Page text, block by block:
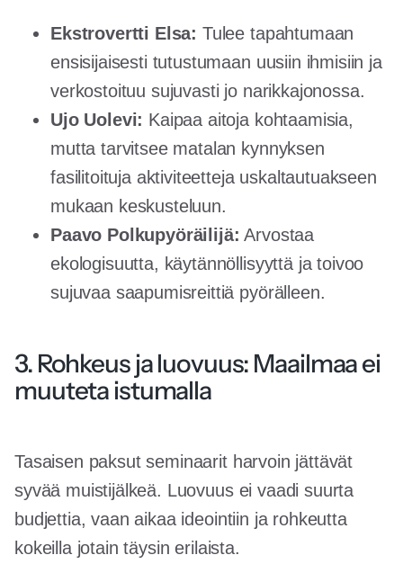
Ekstrovertti Elsa: Tulee tapahtumaan
ensisijaisesti tutustumaan uusiin ihmisiin ja
verkostoituu sujuvasti jo narikkajonossa.
Ujo Uolevi: Kaipaa aitoja kohtaamisia,
mutta tarvitsee matalan kynnyksen
fasilitoituja aktiviteetteja uskaltautuakseen
mukaan keskusteluun.
Paavo Polkupyöräilijä: Arvostaa
ekologisuutta, käytännöllisyyttä ja toivoo
sujuvaa saapumisreittiä pyörälleen.
3. Rohkeus ja luovuus: Maailmaa ei
muuteta istumalla
Tasaisen paksut seminaarit harvoin jättävät
syvää muistijälkeä. Luovuus ei vaadi suurta
budjettia, vaan aikaa ideointiin ja rohkeutta
kokeilla jotain täysin erilaista.